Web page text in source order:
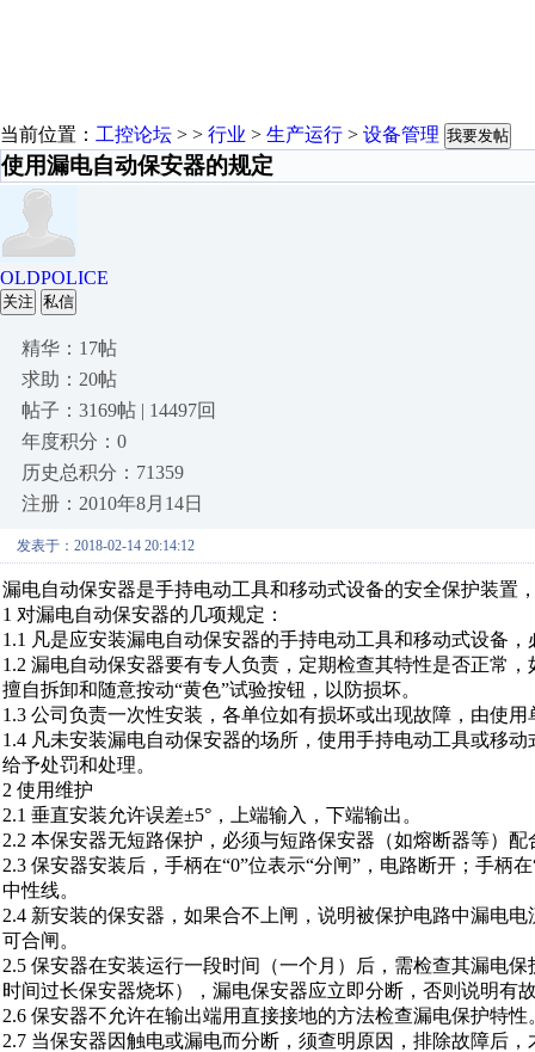
当前位置： 工控论坛 > > 行业 > 生产运行 > 设备管理 我要发帖
使用漏电自动保安器的规定
OLDPOLICE
关注 私信
精华：17帖
求助：20帖
帖子：3169帖 | 14497回
年度积分：0
历史总积分：71359
注册：2010年8月14日
发表于：2018-02-14 20:14:12
漏电自动保安器是手持电动工具和移动式设备的安全保护装置
1 对漏电自动保安器的几项规定：
1.1 凡是应安装漏电自动保安器的手持电动工具和移动式设备
1.2 漏电自动保安器要有专人负责，定期检查其特性是否正常
擅自拆卸和随意按动“黄色”试验按钮，以防损坏。
1.3 公司负责一次性安装，各单位如有损坏或出现故障，由使
1.4 凡未安装漏电自动保安器的场所，使用手持电动工具或移
给予处罚和处理。
2 使用维护
2.1 垂直安装允许误差±5°，上端输入，下端输出。
2.2 本保安器无短路保护，必须与短路保安器（如熔断器等）配
2.3 保安器安装后，手柄在“0”位表示“分闸”，电路断开；手柄
中性线。
2.4 新安装的保安器，如果合不上闸，说明被保护电路中漏电
可合闸。
2.5 保安器在安装运行一段时间（一个月）后，需检查其漏电
时间过长保安器烧坏），漏电保安器应立即分断，否则说明有
2.6 保安器不允许在输出端用直接接地的方法检查漏电保护特性
2.7 当保安器因触电或漏电而分断，须查明原因，排除故障后